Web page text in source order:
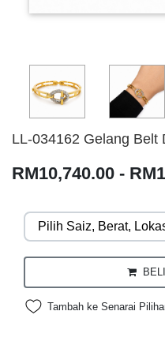
LL-034162 Gelang Belt
RM10,740.00 -
Tambah ke Senarai